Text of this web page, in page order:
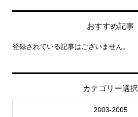
おすすめ記事
登録されている記事はございません。
カテゴリー選択
2003-2005